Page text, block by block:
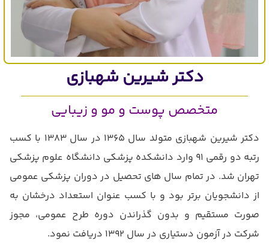
دکتر شیرین شهبازی
متخصص پوست و مو و زیبایی
دكتر شيرين شهبازي متولد سال 1365 در سال 1383 با كسب
رتبه دو رقمي 91 وارد دانشكده پزشكي دانشگاه علوم پزشكي
تهران شد. در تمام سال هاي تحصيل در دوران پزشكي عمومي
از دانشجويان برتر بود و با كسب عنوان استعداد درخشان به
صورت مستقيم و بدون گذراندن دوره طرح عمومي، مجوز
شركت در آزمون دستياري در سال 1392 دريافت نمود.